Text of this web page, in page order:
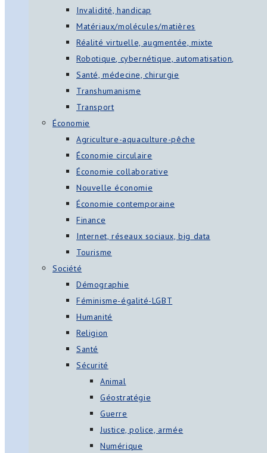
Invalidité, handicap
Matériaux/molécules/matières
Réalité virtuelle, augmentée, mixte
Robotique, cybernétique, automatisation,
Santé, médecine, chirurgie
Transhumanisme
Transport
Économie
Agriculture-aquaculture-pêche
Économie circulaire
Économie collaborative
Nouvelle économie
Économie contemporaine
Finance
Internet, réseaux sociaux, big data
Tourisme
Société
Démographie
Féminisme-égalité-LGBT
Humanité
Religion
Santé
Sécurité
Animal
Géostratégie
Guerre
Justice, police, armée
Numérique